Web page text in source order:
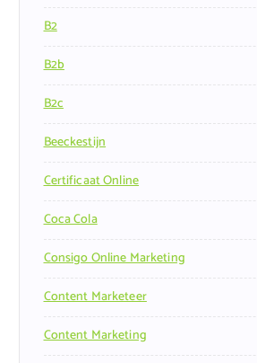
B2
B2b
B2c
Beeckestijn
Certificaat Online
Coca Cola
Consigo Online Marketing
Content Marketeer
Content Marketing